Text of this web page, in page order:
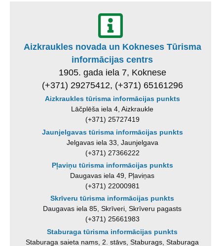
Aizkraukles novada un Kokneses Tūrisma
informācijas centrs
1905. gada iela 7, Koknese
(+371) 29275412, (+371) 65161296
Aizkraukles tūrisma informācijas punkts
Lāčplēša iela 4, Aizkraukle
(+371) 25727419
Jaunjelgavas tūrisma informācijas punkts
Jelgavas iela 33, Jaunjelgava
(+371) 27366222
Pļaviņu tūrisma informācijas punkts
Daugavas iela 49, Pļaviņas
(+371) 22000981
Skrīveru tūrisma informācijas punkts
Daugavas iela 85, Skrīveri, Skrīveru pagasts
(+371) 25661983
Staburaga tūrisma informācijas punkts
Staburaga saieta nams, 2. stāvs, Staburags, Staburaga